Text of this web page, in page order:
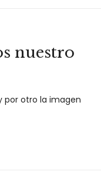
nuestro
por otro la imagen